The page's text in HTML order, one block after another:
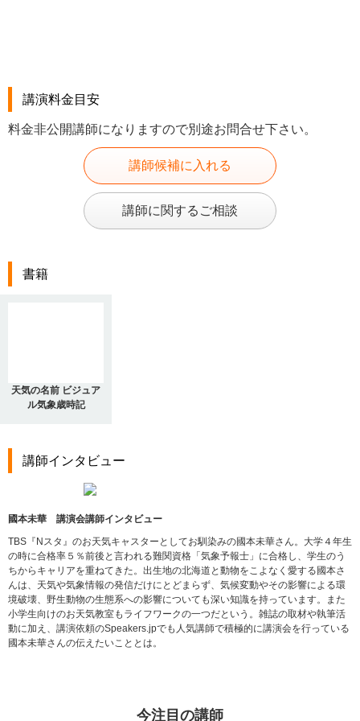
講演料金目安
料金非公開講師になりますので別途お問合せ下さい。
講師候補に入れる
講師に関するご相談
書籍
天気の名前 ビジュア
ル気象歳時記
講師インタビュー
國本未華 講演会講師インタビュー
TBS『Nスタ』のお天気キャスターとしてお馴染みの國本未華さん。大学４年生
の時に合格率５％前後と言われる難関資格「気象予報士」に合格し、学生のう
ちからキャリアを重ねてきた。出生地の北海道と動物をこよなく愛する國本さ
んは、天気や気象情報の発信だけにとどまらず、気候変動やその影響による環
境破壊、野生動物の生態系への影響についても深い知識を持っています。また
小学生向けのお天気教室もライフワークの一つだという。雑誌の取材や執筆活
動に加え、講演依頼のSpeakers.jpでも人気講師で積極的に講演会を行っている
國本未華さんの伝えたいこととは。
今注目の講師